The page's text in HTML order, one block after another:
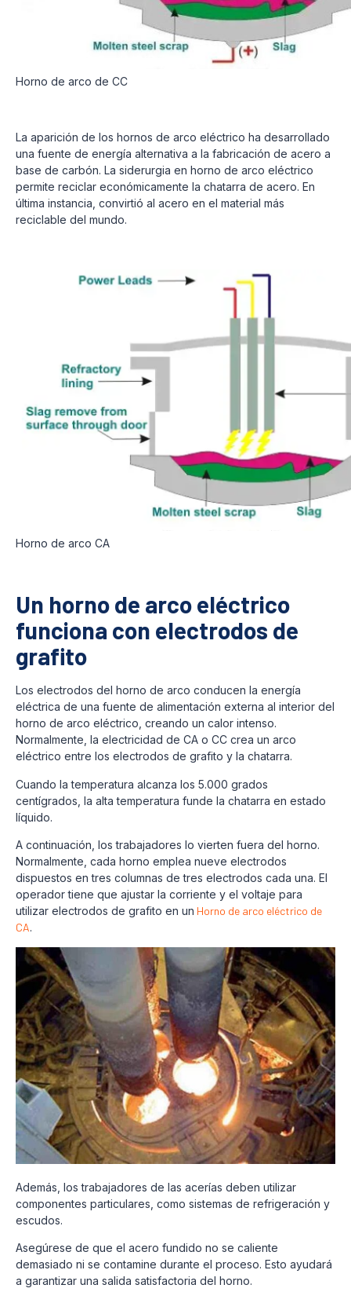
Horno de arco de CC
La aparición de los hornos de arco eléctrico ha desarrollado
una fuente de energía alternativa a la fabricación de acero a
base de carbón. La siderurgia en horno de arco eléctrico
permite reciclar económicamente la chatarra de acero. En
última instancia, convirtió al acero en el material más
reciclable del mundo.
Horno de arco CA
Un horno de arco eléctrico
funciona con electrodos de
grafito
Los electrodos del horno de arco conducen la energía
eléctrica de una fuente de alimentación externa al interior del
horno de arco eléctrico, creando un calor intenso.
Normalmente, la electricidad de CA o CC crea un arco
eléctrico entre los electrodos de grafito y la chatarra.
Cuando la temperatura alcanza los 5.000 grados
centígrados, la alta temperatura funde la chatarra en estado
líquido.
A continuación, los trabajadores lo vierten fuera del horno.
Normalmente, cada horno emplea nueve electrodos
dispuestos en tres columnas de tres electrodos cada una. El
operador tiene que ajustar la corriente y el voltaje para
utilizar electrodos de grafito en un Horno de arco eléctrico de
CA.
Además, los trabajadores de las acerías deben utilizar
componentes particulares, como sistemas de refrigeración y
escudos.
Asegúrese de que el acero fundido no se caliente
demasiado ni se contamine durante el proceso. Esto ayudará
a garantizar una salida satisfactoria del horno.